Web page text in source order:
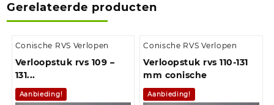
Gerelateerde producten
Conische RVS Verlopen
Verloopstuk rvs 109 –
131...
Aanbieding!
Conische RVS Verlopen
Verloopstuk rvs 110-131
mm conische
Aanbieding!